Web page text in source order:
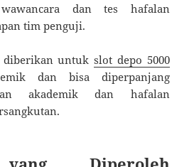
dan tes hafalan
tim penguji.
diberikan untukslot depo 5000
dan bisa diperpanjang
akademik dan hafalan